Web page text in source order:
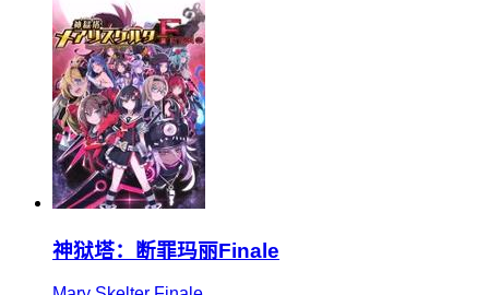
神狱塔：断罪玛丽Finale